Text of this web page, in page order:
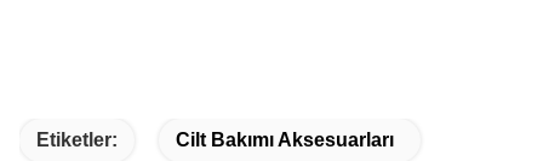
Etiketler: Cilt Bakımı Aksesuarları